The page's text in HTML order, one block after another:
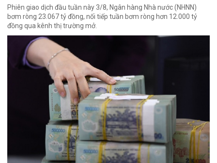
Phiên giao dịch đầu tuần này 3/8, Ngân hàng Nhà nước (NHNN)
bơm ròng 23.067 tỷ đồng, nối tiếp tuần bơm ròng hơn 12.000 tỷ
đồng qua kênh thị trường mở.